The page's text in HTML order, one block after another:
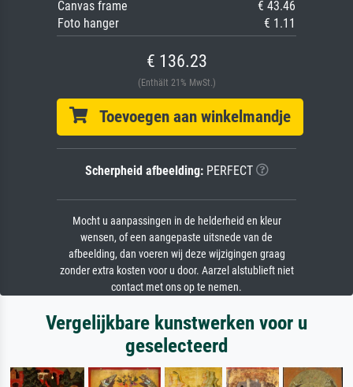
Canvas frame
€ 43.46
Foto hanger
€ 1.11
€ 136.23
(Enthält 21% MwSt.)
Toevoegen aan winkelmandje
Scherpheid afbeelding:PERFECT
Mocht u aanpassingen in de helderheid en kleur
wensen, of een aangepaste uitsnede van de
afbeelding, dan voeren wij deze wijzigingen graag
zonder extra kosten voor u door. Aarzel alstublieft niet
contact met ons op te nemen.
Vergelijkbare kunstwerken voor u
geselecteerd